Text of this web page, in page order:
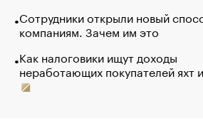
Сотрудники открыли новый
компаниям. Зачем им это
Как налоговики ищут доходы
неработающих покупателей яхт